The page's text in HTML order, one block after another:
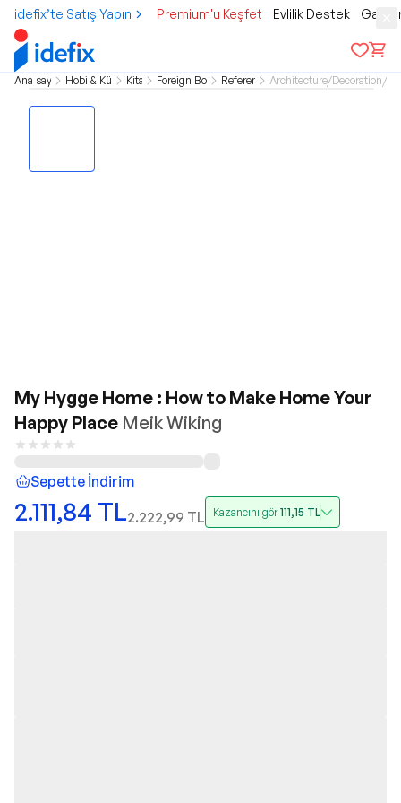
idefix’te Satış Yapın Premium'u Keşfet Evlilik Destek
Ana sayfa Hobi & KültürKitap Foreign BooksReference Architecture/Decoration/
My Hygge Home : How to Make Home Your
Happy Place Meik Wiking
Sepette İndirim
2.111,84 TL2.222,99 TL Kazancını gör111,15 TL